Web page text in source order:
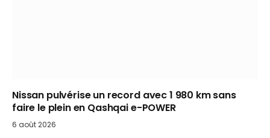
Nissan pulvérise un record avec 1 980 km sans
faire le plein en Qashqai e-POWER
6 août 2026